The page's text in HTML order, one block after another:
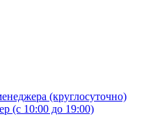
(круглосуточно)
(с 10:00 до 19:00)